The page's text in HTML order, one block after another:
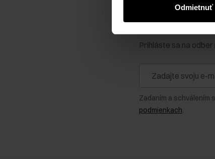
Odmietnuť
Získajte
Prihláste sa na
Zadaním a
podmienkach.